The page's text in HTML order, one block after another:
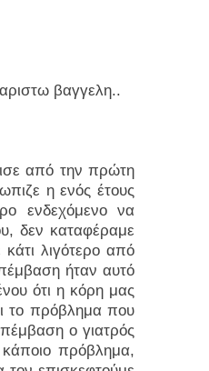
βαγγελη..
από την πρώτη
η ενός έτους
ενδεχόμενο να
δεν καταφέραμε
λιγότερο από
ήταν αυτό
ότι η κόρη μας
το πρόβλημα που
ο γιατρός
κάποιο πρόβλημα,